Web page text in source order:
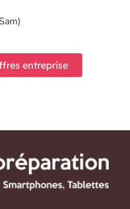
entreprise